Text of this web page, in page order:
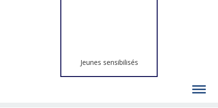
Jeunes sensibilisés